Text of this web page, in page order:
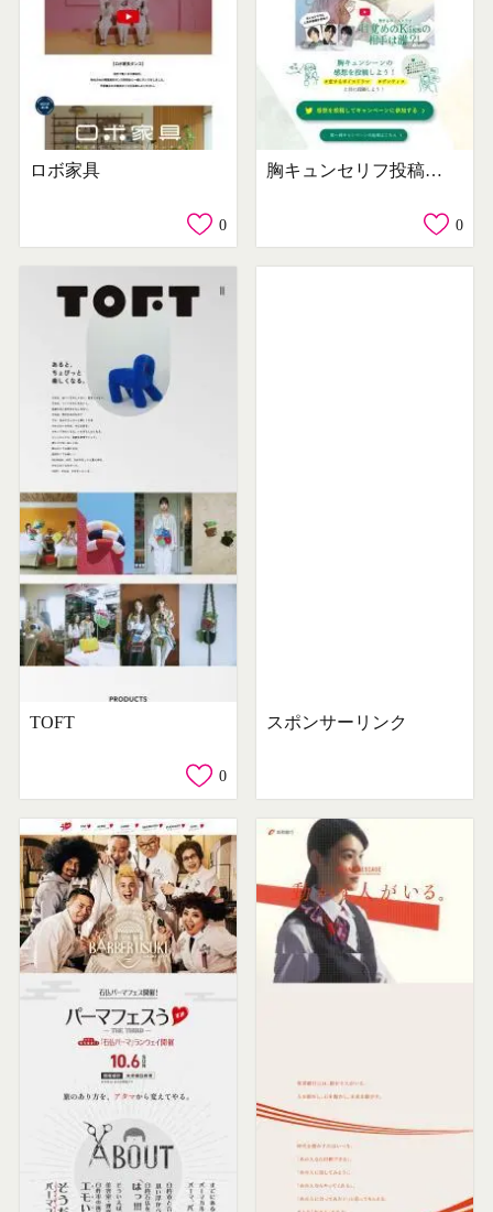
ロボ家具
0
胸キュンセリフ投稿キャンペーン
0
TOFT
0
スポンサーリンク